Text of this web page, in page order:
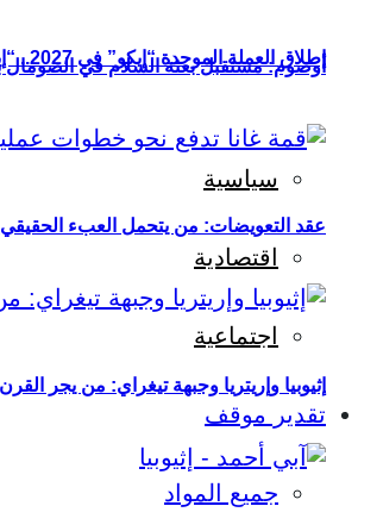
إطلاق العملة الموحدة “إيكو” في 2027.. “إيكواس” تمضي قدمًا دون انتظار
سياسية
اقتصادية
اجتماعية
تقدير موقف
جميع المواد
أوصوم: مستقبل بعثة السلام في الصومال
عقد التعويضات: من يتحمل العبء الحقيقي
إثيوبيا وإريتريا وجبهة تيغراي: من يجر